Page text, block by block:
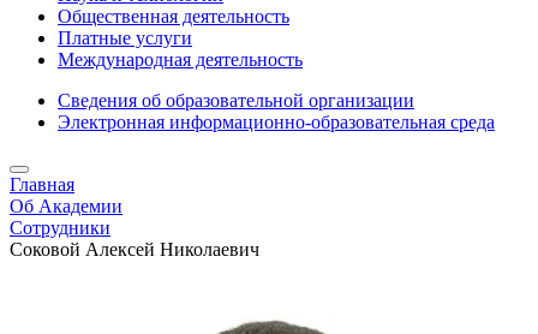
Общественная деятельность
Платные услуги
Международная деятельность
Сведения об образовательной организации
Электронная информационно-образовательная среда
Главная
Об Академии
Сотрудники
Соковой Алексей Николаевич